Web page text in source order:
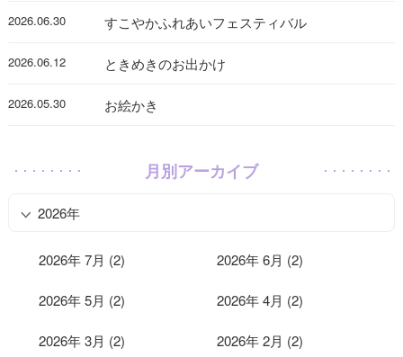
2026.06.30 すこやかふれあいフェスティバル
2026.06.12 ときめきのお出かけ
2026.05.30 お絵かき
月別アーカイブ
2026年
2026年 7月 (2) 2026年 6月 (2)
2026年 5月 (2) 2026年 4月 (2)
2026年 3月 (2) 2026年 2月 (2)